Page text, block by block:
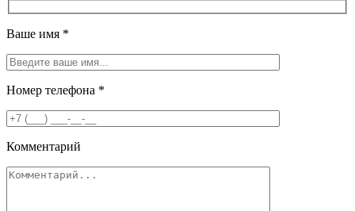
Ваше имя *
Номер телефона *
Комментарий